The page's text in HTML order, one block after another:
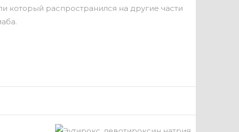
который распространился на другие части